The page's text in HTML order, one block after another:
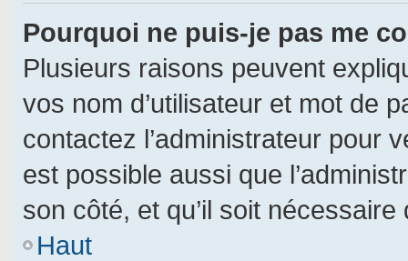
Pourquoi ne puis-je pas me
Plusieurs raisons peuvent
vos nom d’utilisateur et mot de
contactez l’administrateur pour
est possible aussi que
son côté, et qu’il soit nécessaire
Haut